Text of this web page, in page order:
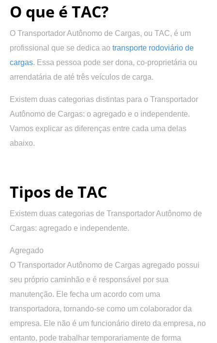
O que é TAC?
O Transportador Autônomo de Cargas, ou TAC, é um
profissional que se dedica ao transporte rodoviário de
cargas. Essa pessoa pode ser dona, co-proprietária ou
arrendatária de até três veículos de carga.
Existem duas categorias distintas para o Transportador
Autônomo de Cargas: o agregado e o independente.
Vamos explicar as diferenças entre cada uma delas
abaixo.
Tipos de TAC
Existem duas categorias de Transportador Autônomo de
Cargas: agregado e independente.
Agregado
O Transportador Autônomo de Cargas agregado possui
seu próprio caminhão e é responsável por sua
manutenção. Ele fecha um acordo com uma
transportadora, tornando-se como um colaborador da
empresa. Ele não é um funcionário direto da empresa, no
entanto, pode trabalhar temporariamente de forma